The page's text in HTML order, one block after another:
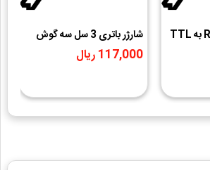
ماژول مبدل RS422 به TTL
شارژر باتری 3 سل سه گوش
(برد سبز) 8 آمپر
117,000 ریال